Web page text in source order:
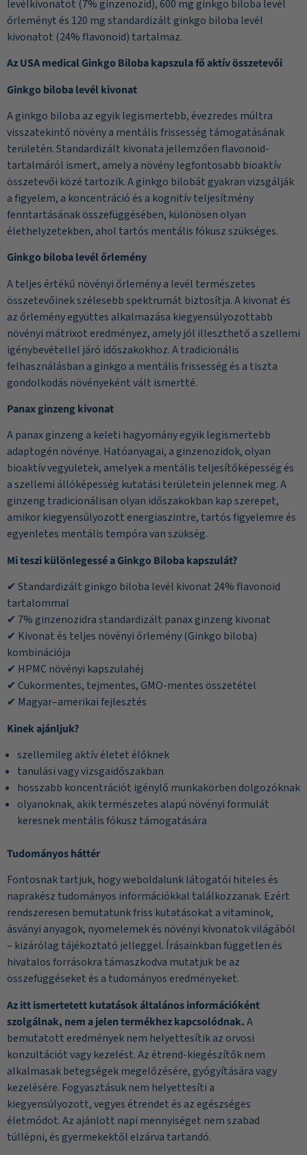
levélkivonatot (7% ginzenozid), 600 mg ginkgo biloba levél
őrleményt és 120 mg standardizált ginkgo biloba levél
kivonatot (24% flavonoid) tartalmaz.
Az USA medical Ginkgo Biloba kapszula fő aktív összetevői
Ginkgo biloba levél kivonat
A ginkgo biloba az egyik legismertebb, évezredes múltra
visszatekintő növény a mentális frissesség támogatásának
területén. Standardizált kivonata jellemzően flavonoid-
tartalmáról ismert, amely a növény legfontosabb bioaktív
összetevői közé tartozik. A ginkgo bilobát gyakran vizsgálják
a figyelem, a koncentráció és a kognitív teljesítmény
fenntartásának összefüggésében, különösen olyan
élethelyzetekben, ahol tartós mentális fókusz szükséges.
Ginkgo biloba levél őrlemény
A teljes értékű növényi őrlemény a levél természetes
összetevőinek szélesebb spektrumát biztosítja. A kivonat és
az őrlemény együttes alkalmazása kiegyensúlyozottabb
növényi mátrixot eredményez, amely jól illeszthető a szellemi
igénybevétellel járó időszakokhoz. A tradicionális
felhasználásban a ginkgo a mentális frissesség és a tiszta
gondolkodás növényeként vált ismertté.
Panax ginzeng kivonat
A panax ginzeng a keleti hagyomány egyik legismertebb
adaptogén növénye. Hatóanyagai, a ginzenozidok, olyan
bioaktív vegyületek, amelyek a mentális teljesítőképesség és
a szellemi állóképesség kutatási területein jelennek meg. A
ginzeng tradicionálisan olyan időszakokban kap szerepet,
amikor kiegyensúlyozott energiaszintre, tartós figyelemre és
egyenletes mentális tempóra van szükség.
Mi teszi különlegessé a Ginkgo Biloba kapszulát?
✔ Standardizált ginkgo biloba levél kivonat 24% flavonoid
tartalommal
✔ 7% ginzenozidra standardizált panax ginzeng kivonat
✔ Kivonat és teljes növényi őrlemény (Ginkgo biloba)
kombinációja
✔ HPMC növényi kapszulahéj
✔ Cukormentes, tejmentes, GMO-mentes összetétel
✔ Magyar–amerikai fejlesztés
Kinek ajánljuk?
szellemileg aktív életet élőknek
tanulási vagy vizsgaidőszakban
hosszabb koncentrációt igénylő munkakörben dolgozóknak
olyanoknak, akik természetes alapú növényi formulát
keresnek mentális fókusz támogatására
Tudományos háttér
Fontosnak tartjuk, hogy weboldalunk látogatói hiteles és
naprakész tudományos információkkal találkozzanak. Ezért
rendszeresen bemutatunk friss kutatásokat a vitaminok,
ásványi anyagok, nyomelemek és növényi kivonatok világából
– kizárólag tájékoztató jelleggel. Írásainkban független és
hivatalos forrásokra támaszkodva mutatjuk be az
összefüggéseket és a tudományos eredményeket.
Az itt ismertetett kutatások általános információként
szolgálnak, nem a jelen termékhez kapcsolódnak.A
bemutatott eredmények nem helyettesítik az orvosi
konzultációt vagy kezelést. Az étrend-kiegészítők nem
alkalmasak betegségek megelőzésére, gyógyítására vagy
kezelésére. Fogyasztásuk nem helyettesíti a
kiegyensúlyozott, vegyes étrendet és az egészséges
életmódot. Az ajánlott napi mennyiséget nem szabad
túllépni, és gyermekektől elzárva tartandó.